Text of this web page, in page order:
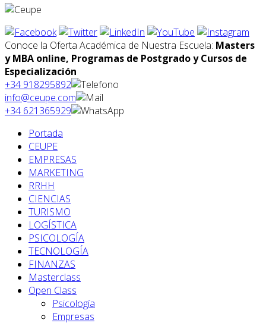
Conoce la Oferta Académica de Nuestra Escuela: Masters
y MBA online, Programas de Postgrado y Cursos de
Especialización
+34 918295892
info@ceupe.com
+34 621365929
Portada
CEUPE
EMPRESAS
MARKETING
RRHH
CIENCIAS
TURISMO
LOGÍSTICA
PSICOLOGÍA
TECNOLOGÍA
FINANZAS
Masterclass
Open Class
Psicología
Empresas